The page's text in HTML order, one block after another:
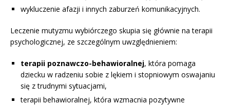
wykluczenie afazji i innych zaburzeń komunikacyjnych.
Leczenie mutyzmu wybiórczego skupia się głównie na terapii
psychologicznej, ze szczególnym uwzględnieniem:
terapii poznawczo-behawioralnej, która pomaga
dziecku w radzeniu sobie z lękiem i stopniowym oswajaniu
się z trudnymi sytuacjami,
terapii behawioralnej, która wzmacnia pozytywne